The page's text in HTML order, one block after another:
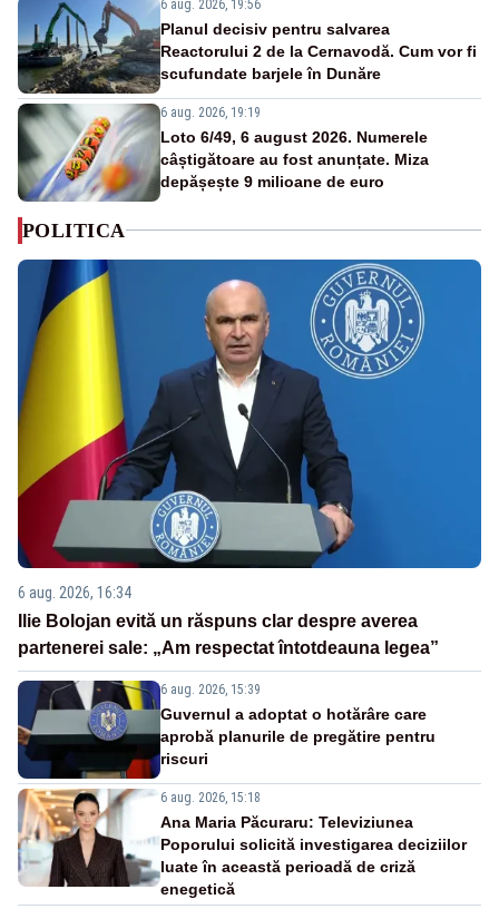
6 aug. 2026, 19:56
Planul decisiv pentru salvarea
Reactorului 2 de la Cernavodă. Cum vor fi
scufundate barjele în Dunăre
6 aug. 2026, 19:19
Loto 6/49, 6 august 2026. Numerele
câștigătoare au fost anunțate. Miza
depășește 9 milioane de euro
POLITICA
6 aug. 2026, 16:34
Ilie Bolojan evită un răspuns clar despre averea
partenerei sale: „Am respectat întotdeauna legea”
6 aug. 2026, 15:39
Guvernul a adoptat o hotărâre care
aprobă planurile de pregătire pentru
riscuri
6 aug. 2026, 15:18
Ana Maria Păcuraru: Televiziunea
Poporului solicită investigarea deciziilor
luate în această perioadă de criză
enegetică